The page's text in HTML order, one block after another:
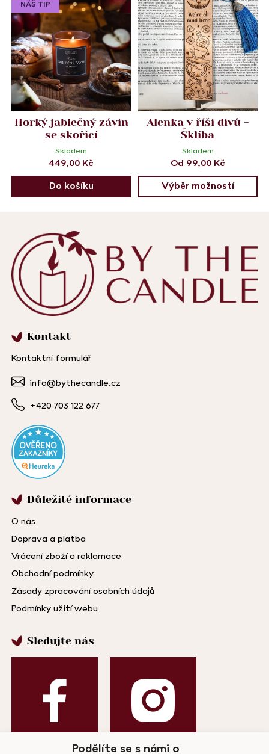
Podělíte se s námi o
NÁŠ TIP
Horký jablečný závin
se skořicí
Skladem
449,00 Kč
Do košíku
Alenka v říši divů -
Šklíba
Skladem
Od 99,00 Kč
Výběr možností
Kontakt
Kontaktní formulář
info@bythecandle.cz
+420 703 122 677
Důležité informace
O nás
Doprava a platba
Vrácení zboží a reklamace
Obchodní podmínky
Zásady zpracování osobních údajů
Podmínky užití webu
Sledujte nás